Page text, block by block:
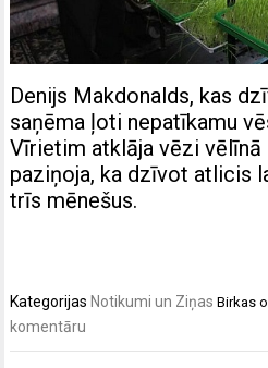
Denijs Makdonalds, kas
saņēma ļoti nepatīkamu
Vīrietim atklāja vēzi vēlīnā
paziņoja, ka dzīvot atlicis
trīs mēnešus.
Kategorijas Notikumi un Ziņas Birkas
komentāru